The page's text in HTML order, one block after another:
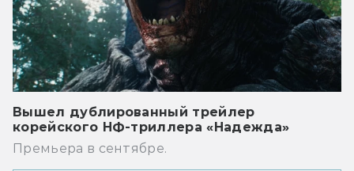
Вышел дублированный трейлер
корейского НФ-триллера «Надежда»
Премьера в сентябре.